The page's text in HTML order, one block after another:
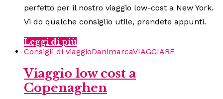
perfetto per il nostro viaggio low-cost a New York.
Vi do qualche consiglio utile, prendete appunti.
Leggi di più
Consigli di viaggioDanimarcaVIAGGIARE
Viaggio low cost a
Copenaghen